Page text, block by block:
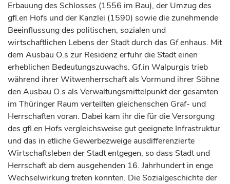
Erbauung des Schlosses (1556 im Bau), der Umzug des
gfl.en Hofs und der Kanzlei (1590) sowie die zunehmende
Beeinflussung des politischen, sozialen und
wirtschaftlichen Lebens der Stadt durch das Gf.enhaus. Mit
dem Ausbau O.s zur Residenz erfuhr die Stadt einen
erheblichen Bedeutungszuwachs. Gf.in Walpurgis trieb
während ihrer Witwenherrschaft als Vormund ihrer Söhne
den Ausbau O.s als Verwaltungsmittelpunkt der gesamten
im Thüringer Raum verteilten gleichenschen Graf- und
Herrschaften voran. Dabei kam ihr die für die Versorgung
des gfl.en Hofs vergleichsweise gut geeignete Infrastruktur
und das in etliche Gewerbezweige ausdifferenzierte
Wirtschaftsleben der Stadt entgegen, so dass Stadt und
Herrschaft ab dem ausgehenden 16. Jahrhundertin enge
Wechselwirkung treten konnten. Die Sozialgeschichte der